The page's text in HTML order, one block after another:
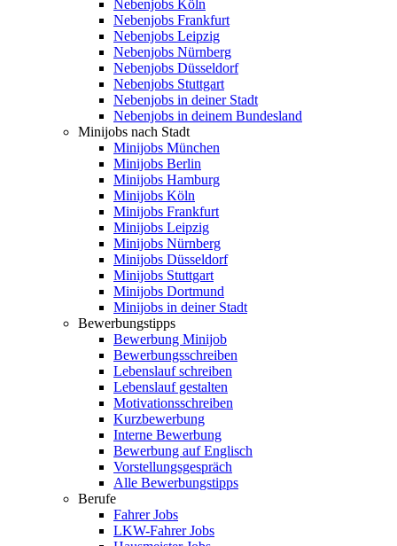
Nebenjobs Köln
Nebenjobs Frankfurt
Nebenjobs Leipzig
Nebenjobs Nürnberg
Nebenjobs Düsseldorf
Nebenjobs Stuttgart
Nebenjobs in deiner Stadt
Nebenjobs in deinem Bundesland
Minijobs nach Stadt
Minijobs München
Minijobs Berlin
Minijobs Hamburg
Minijobs Köln
Minijobs Frankfurt
Minijobs Leipzig
Minijobs Nürnberg
Minijobs Düsseldorf
Minijobs Stuttgart
Minijobs Dortmund
Minijobs in deiner Stadt
Bewerbungstipps
Bewerbung Minijob
Bewerbungsschreiben
Lebenslauf schreiben
Lebenslauf gestalten
Motivationsschreiben
Kurzbewerbung
Interne Bewerbung
Bewerbung auf Englisch
Vorstellungsgespräch
Alle Bewerbungstipps
Berufe
Fahrer Jobs
LKW-Fahrer Jobs